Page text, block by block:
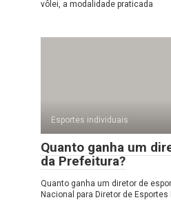
vôlei, a modalidade praticada
Esportes individuais
Quanto ganha um
da Prefeitura?
Quanto ganha um diretor de
Nacional para Diretor de Esportes